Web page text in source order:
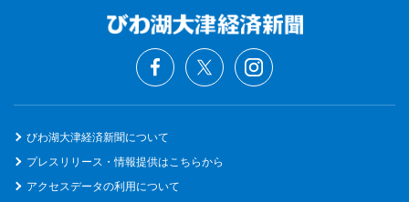
びわ湖大津経済新聞について
プレスリリース・情報提供はこちらから
アクセスデータの利用について